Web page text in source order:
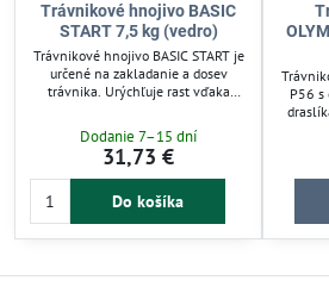
Trávnikové hnojivo BASIC
START 7,5 kg (vedro)
Trávnikové hnojivo BASIC START je
určené na zakladanie a dosev
trávnika. Urýchľuje rast vďaka
fosforu a draslíka (18-20-10) s
prídavkom horčíka. Granulované
hnojivo pôsobí 8–10 týždňov a
pokryje plochu až 350 m². Vhodné
pre záhradkárov, ktorí potrebujú
Dodanie 7–15 dní
31,73 €
Do košíka
P56 s
pre